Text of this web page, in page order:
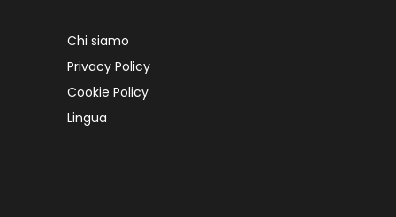
Chi siamo
Privacy Policy
Cookie Policy
Lingua